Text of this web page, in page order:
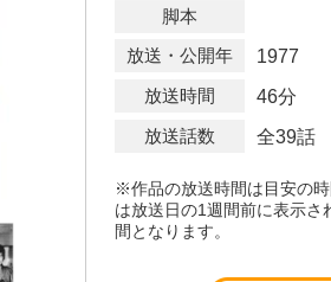
脚本
放送・公開年
1977
放送時間
46分
放送話数
全39話
※作品の放送時間は目安の
は放送日の1週間前に表示さ
間となります。